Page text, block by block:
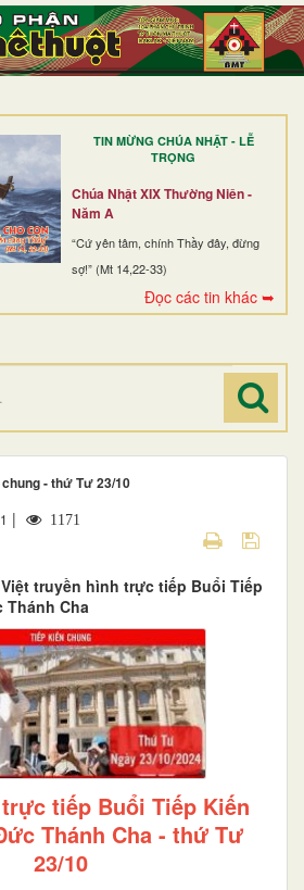
TIN MỪNG CHÚA NHẬT - LỄ
TRỌNG
Chúa Nhật XIX Thường Niên -
Năm A
“Cứ yên tâm, chính Thầy đây, đừng
sợ!” (Mt 14,22-33)
Đọc các tin khác ➥
- thứ Tư 23/10
| 1171
truyền hình trực tiếp Buổi Tiếp
Cha
tiếp Buổi Tiếp Kiến
Thánh Cha - thứ Tư
23/10